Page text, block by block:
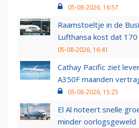
05-08-2026, 16:57
Raamstoeltje in de
Lufthansa kost dat
05-08-2026, 16:41
Cathay Pacific ziet
A350F maanden
05-08-2026, 15:25
El Al noteert snelle
minder oorlogsgeweld